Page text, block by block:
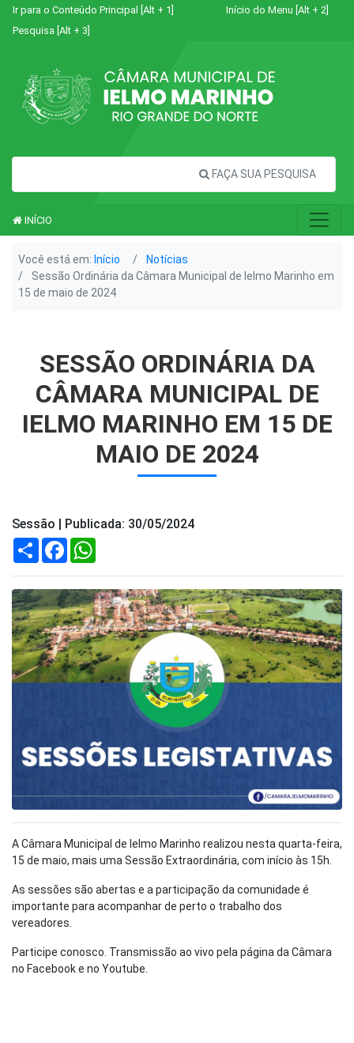
Ir para o Conteúdo Principal [Alt + 1]
Início do Menu [Alt + 2]
Pesquisa [Alt + 3]
FAÇA SUA PESQUISA
INÍCIO
Você está em: Início
Notícias
Sessão Ordinária da Câmara Municipal de Ielmo Marinho em
15 de maio de 2024
SESSÃO ORDINÁRIA DA
CÂMARA MUNICIPAL DE
IELMO MARINHO EM 15 DE
MAIO DE 2024
Sessão | Publicada: 30/05/2024
Compartilhar
Facebook
A Câmara Municipal de Ielmo Marinho realizou nesta quarta-feira,
15 de maio, mais uma Sessão Extraordinária, com início às 15h.
As sessões são abertas e a participação da comunidade é
importante para acompanhar de perto o trabalho dos
vereadores.
Participe conosco. Transmissão ao vivo pela página da Câmara
no Facebook e no Youtube.